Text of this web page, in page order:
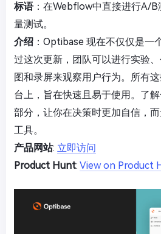
标语：在Webflow中直接进行A/B
量测试。
介绍 ：Optibase 现在不仅仅是一
过这次更新，团队可以进行实验
图和录屏来观察用户行为。所有
台上，旨在快速且易于使用。了
部分，让你在决策时更加自信，
工具。
产品网站: 立即访问
Product Hunt: View on Product